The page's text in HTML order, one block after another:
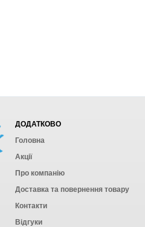
ДОДАТКОВО
Головна
Акції
Про компанію
Доставка та повернення товару
Контакти
Відгуки